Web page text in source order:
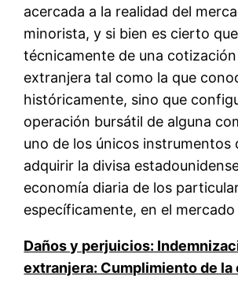
acercada a la realidad del
minorista, y si bien es cierto
técnicamente de una
extranjera tal como la que
históricamente, sino que
operación bursátil de alguna
uno de los únicos instrumentos
adquirir la divisa
economía diaria de los
específicamente, en el
Daños y perjuicios:
extranjera: Cumplimiento de la